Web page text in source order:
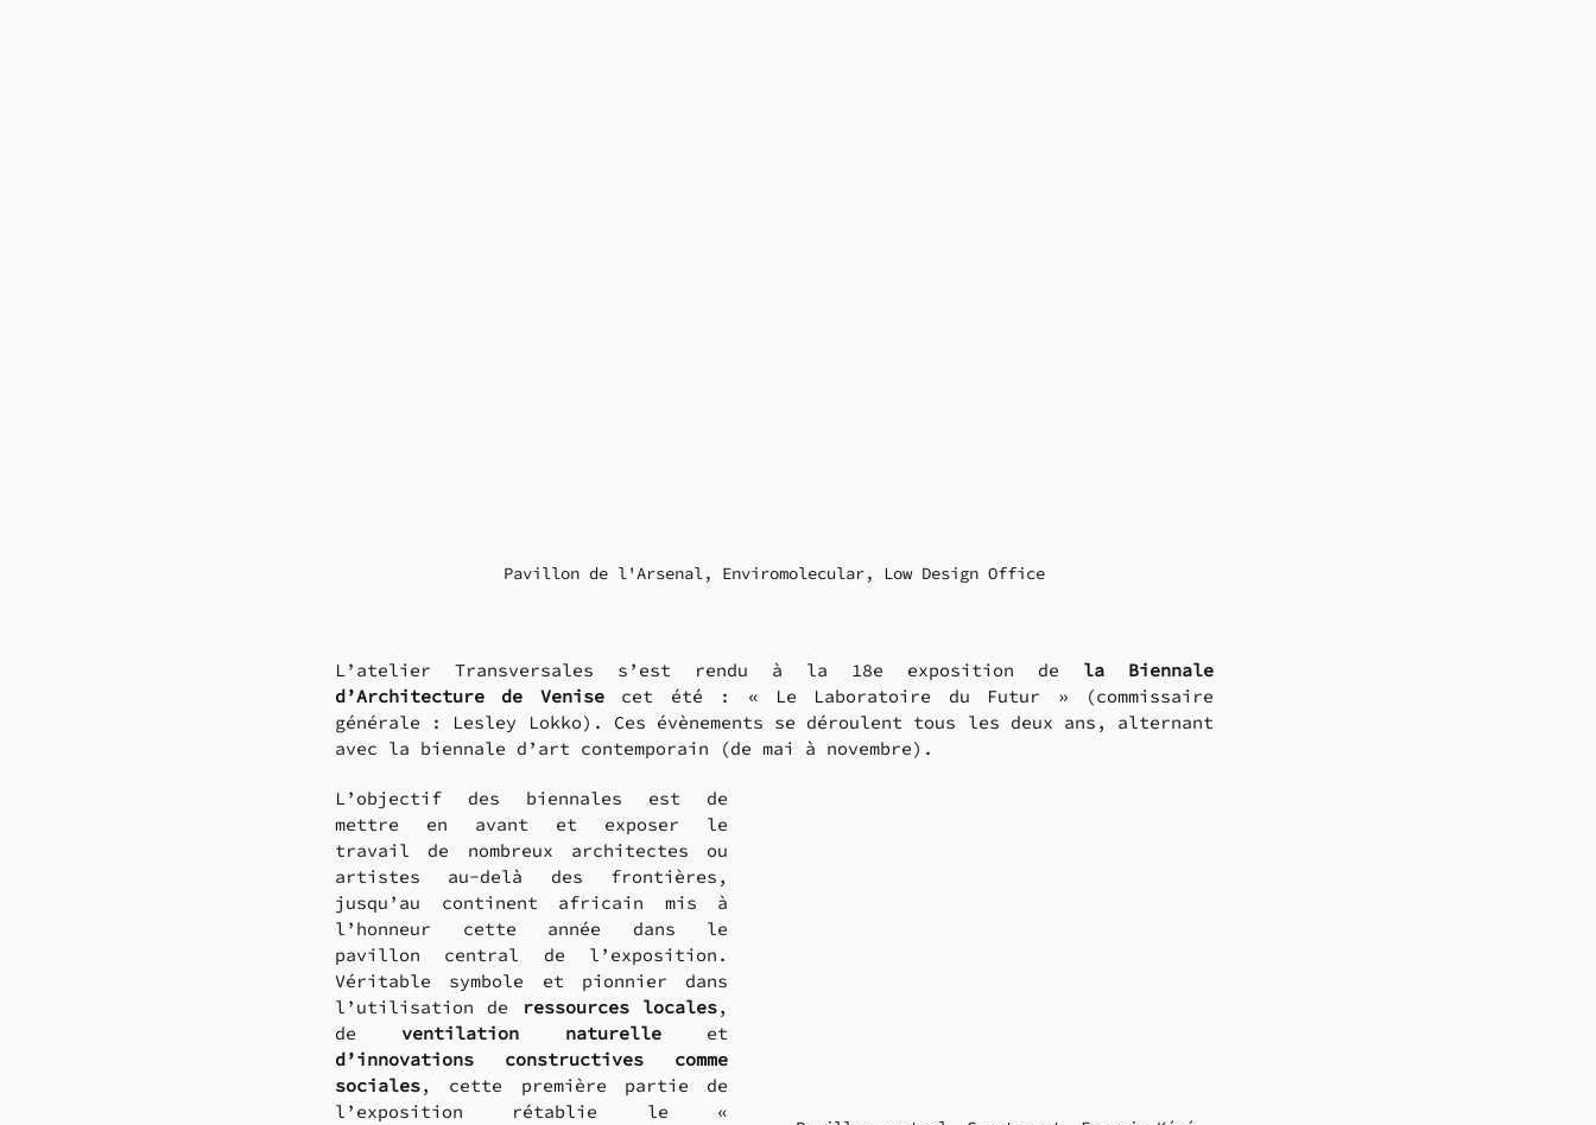
Pavillon de l'Arsenal, Enviromolecular, Low Design Office
L’atelier Transversales s’est rendu à la 18e exposition de la Biennale
d’Architecture de Venise cet été : « Le Laboratoire du Futur » (commissaire
générale : Lesley Lokko). Ces évènements se déroulent tous les deux ans, alternant
avec la biennale d’art contemporain (de mai à novembre).
L’objectif des biennales est de
mettre en avant et exposer le
travail de nombreux architectes ou
artistes au-delà des frontières,
jusqu’au continent africain mis à
l’honneur cette année dans le
pavillon central de l’exposition.
Véritable symbole et pionnier dans
l’utilisation de
ressources locales,
de ventilation naturelle
d’innovations constructives comme
sociales, cette première partie de
l’exposition rétablie le «